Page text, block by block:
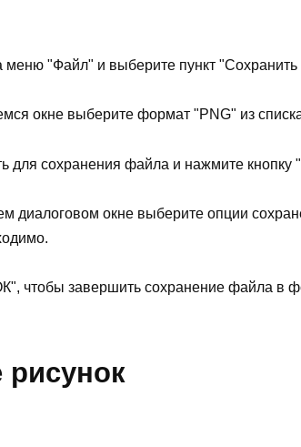
"Файл" и выберите пункт "Сохранить
окне выберите формат "PNG" из
для сохранения файла и нажмите кнопку
диалоговом окне выберите опции
чтобы завершить сохранение файла в
рисунок